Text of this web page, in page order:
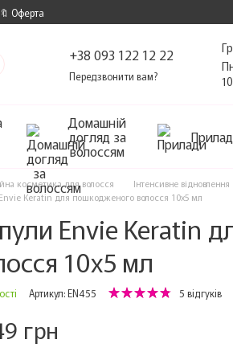
🔖 Оферта
+38 093 122 12 22
Передзвонити вам?
Домашній
догляд за
волоссям
косметика для волосся Інтенсивне відновлення
Keratin для пошкодженого волосся 10х5 мл
Envie Keratin
10х5 мл
Артикул: EN455 5 відгуків
грн